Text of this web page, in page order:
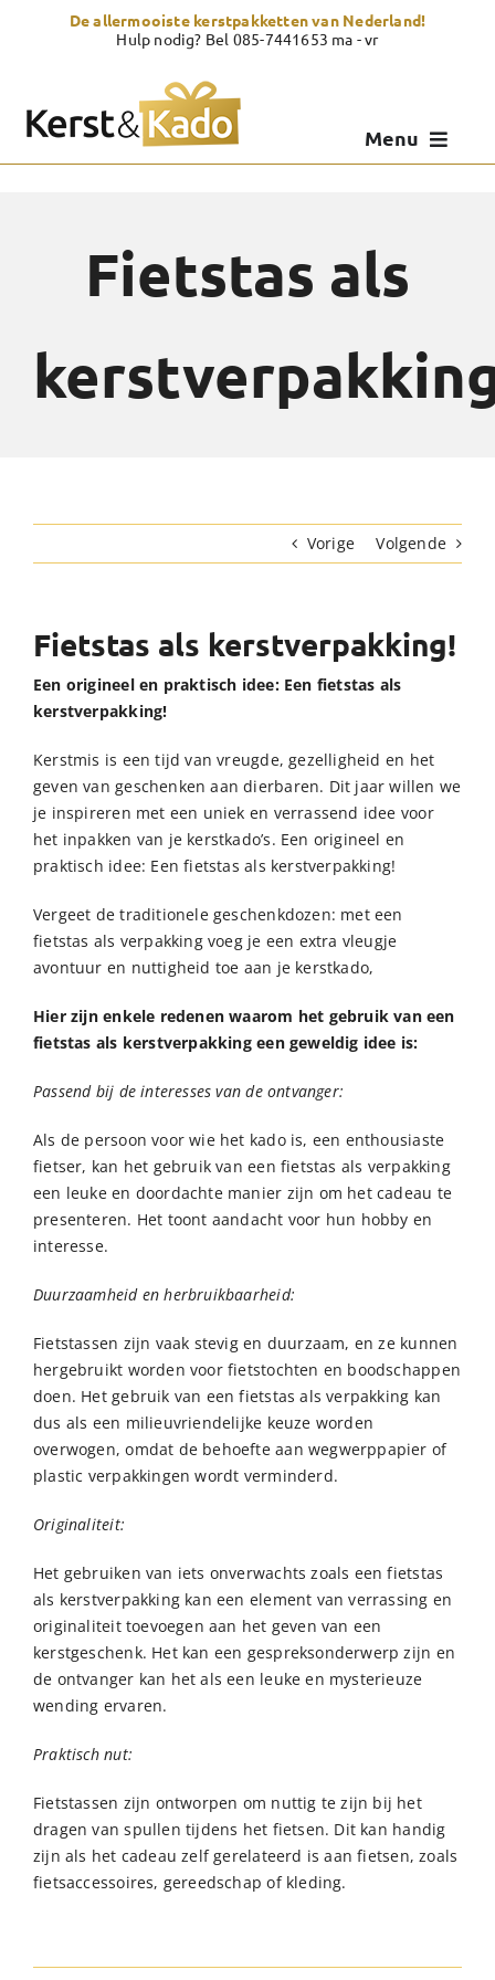
De allermooiste kerstpakketten van Nederland!
Hulp nodig? Bel 085-7441653 ma - vr
Menu
Kerstcadeau
Zelf samenstellen
Showroom
Fietstas als
Vorige Volgende
Fietstas als kerstverpakking!
Een origineel en praktisch idee: Een fietstas als
kerstverpakking!
Kerstmis is een tijd van vreugde, gezelligheid en het
geven van geschenken aan dierbaren. Dit jaar willen we
je inspireren met een uniek en verrassend idee voor
het inpakken van je kerstkado’s. Een origineel en
praktisch idee: Een fietstas als kerstverpakking!
Vergeet de traditionele geschenkdozen: met een
fietstas als verpakking voeg je een extra vleugje
avontuur en nuttigheid toe aan je kerstkado,
Hier zijn enkele redenen waarom het gebruik van een
fietstas als kerstverpakking een geweldig idee is:
Passend bij de interesses van de ontvanger:
Als de persoon voor wie het kado is, een enthousiaste
fietser, kan het gebruik van een fietstas als verpakking
een leuke en doordachte manier zijn om het cadeau te
presenteren. Het toont aandacht voor hun hobby en
interesse.
Duurzaamheid en herbruikbaarheid:
Fietstassen zijn vaak stevig en duurzaam, en ze kunnen
hergebruikt worden voor fietstochten en boodschappen
doen. Het gebruik van een fietstas als verpakking kan
dus als een milieuvriendelijke keuze worden
overwogen, omdat de behoefte aan wegwerppapier of
plastic verpakkingen wordt verminderd.
Originaliteit:
Het gebruiken van iets onverwachts zoals een fietstas
als kerstverpakking kan een element van verrassing en
originaliteit toevoegen aan het geven van een
kerstgeschenk. Het kan een gespreksonderwerp zijn en
de ontvanger kan het als een leuke en mysterieuze
wending ervaren.
Praktisch nut:
Fietstassen zijn ontworpen om nuttig te zijn bij het
dragen van spullen tijdens het fietsen. Dit kan handig
zijn als het cadeau zelf gerelateerd is aan fietsen, zoals
fietsaccessoires, gereedschap of kleding.